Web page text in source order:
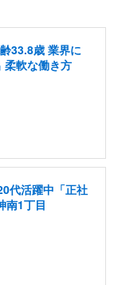
33.8歳 業界に
柔軟な働き方
代活躍中「正社
南1丁目